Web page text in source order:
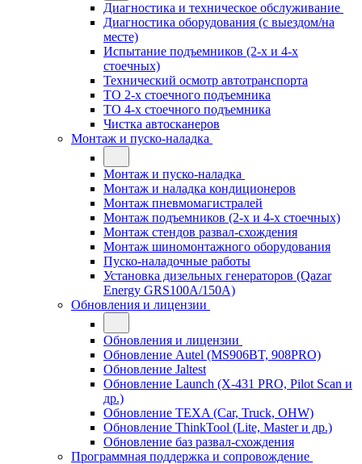
Диагностика и техническое обслуживание
Диагностика оборудования (с выездом/на
месте)
Испытание подъемников (2-х и 4-х
стоечных)
Технический осмотр автотранспорта
ТО 2-х стоечного подъемника
ТО 4-х стоечного подъемника
Чистка автосканеров
Монтаж и пуско-наладка
Монтаж и пуско-наладка
Монтаж и наладка кондиционеров
Монтаж пневмомагистралей
Монтаж подъемников (2-х и 4-х стоечных)
Монтаж стендов развал-схождения
Монтаж шиномонтажного оборудования
Пуско-наладочные работы
Установка дизельных генераторов (Qazar
Energy GRS100A/150A)
Обновления и лицензии
Обновления и лицензии
Обновление Autel (MS906BT, 908PRO)
Обновление Jaltest
Обновление Launch (X-431 PRO, Pilot Scan и
др.)
Обновление TEXA (Car, Truck, OHW)
Обновление ThinkTool (Lite, Master и др.)
Обновление баз развал-схождения
Программная поддержка и сопровождение